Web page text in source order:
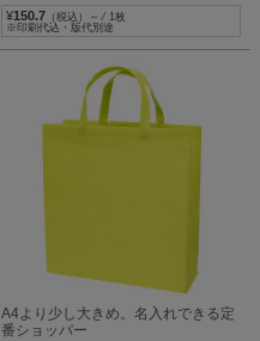
¥150.7 （税込）～ ⁄ 1枚
※印刷代込・版代別途
A4より少し大きめ。名入れできる定
番ショッパー